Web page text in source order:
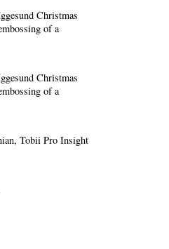
Christmas
of a
Christmas
of a
Tobii Pro Insight